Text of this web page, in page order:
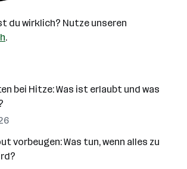
du wirklich? Nutze unseren
.
bei Hitze: Was ist erlaubt und was
vorbeugen: Was tun, wenn alles zu